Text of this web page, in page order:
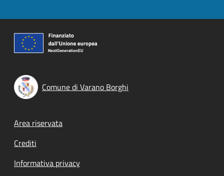
Comune di Varano Borghi
Footer menu
Area riservata
Crediti
Informativa privacy